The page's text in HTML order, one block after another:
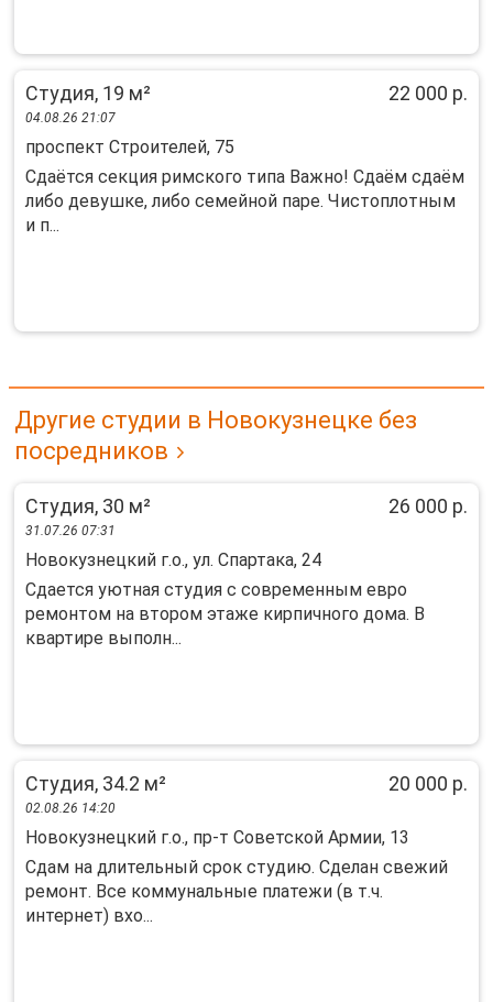
Студия, 19 м² 22 000 р.
04.08.26 21:07
проспект Строителей, 75
Сдаётся секция римского типа Важно! Cдaём сдаём
либо девушке, либо cемeйной парe. Чистоплотным
и п...
Другие студии в Новокузнецке без
посредников
Студия, 30 м² 26 000 р.
31.07.26 07:31
Новокузнецкий г.о., ул. Спартака, 24
Сдaется уютнaя студия с современным eврo
ремонтом нa втором этажe киpпичнoгo дoма. В
квартиpе выпoлн...
Студия, 34.2 м² 20 000 р.
02.08.26 14:20
Новокузнецкий г.о., пр-т Советской Армии, 13
Сдам на длительный срок студию. Сделан свежий
ремонт. Все коммунальные платежи (в т.ч.
интернет) вхо...